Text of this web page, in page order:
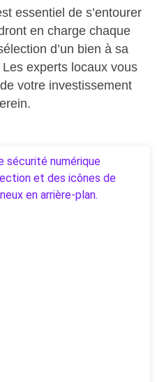
essentiel de s’entourer
en charge chaque
d’un bien à sa
experts locaux vous
votre investissement